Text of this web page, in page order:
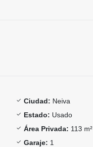
Ciudad: Neiva
Estado: Usado
Área Privada: 113 m²
Garaje: 1